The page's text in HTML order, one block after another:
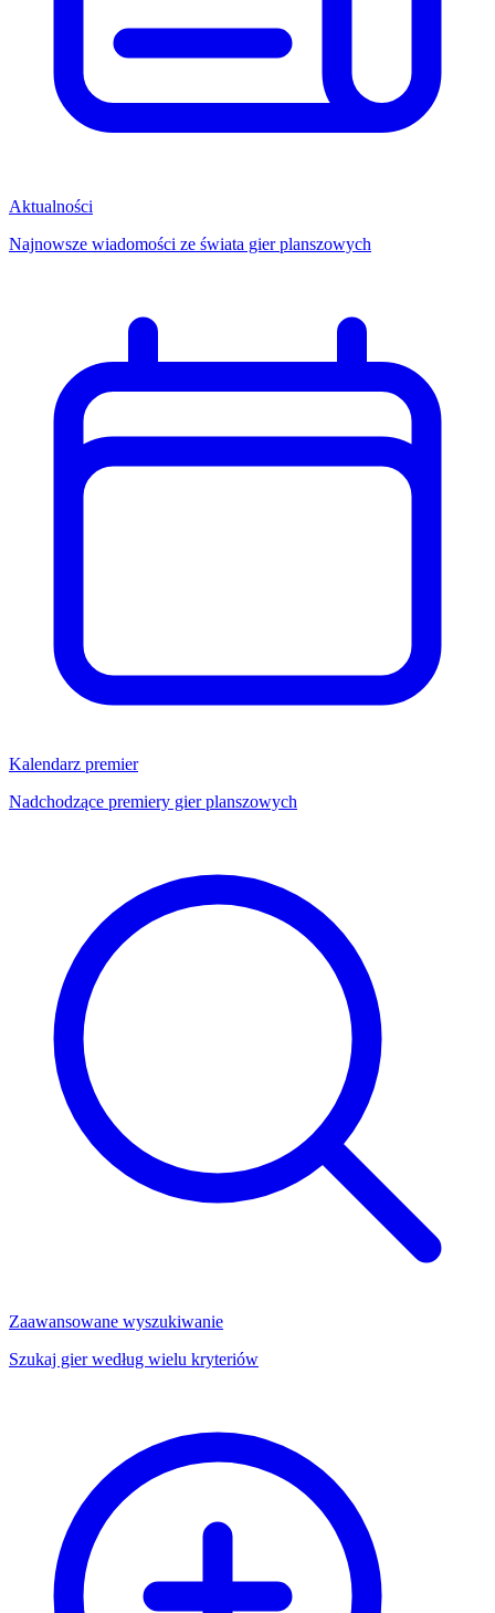
Aktualności
Najnowsze wiadomości ze świata gier planszowych
Kalendarz premier
Nadchodzące premiery gier planszowych
Zaawansowane wyszukiwanie
Szukaj gier według wielu kryteriów